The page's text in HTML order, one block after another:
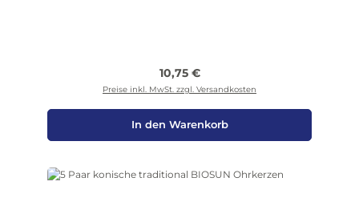
Regulärer Preis:
10,75 €
Preise inkl. MwSt. zzgl. Versandkosten
In den Warenkorb